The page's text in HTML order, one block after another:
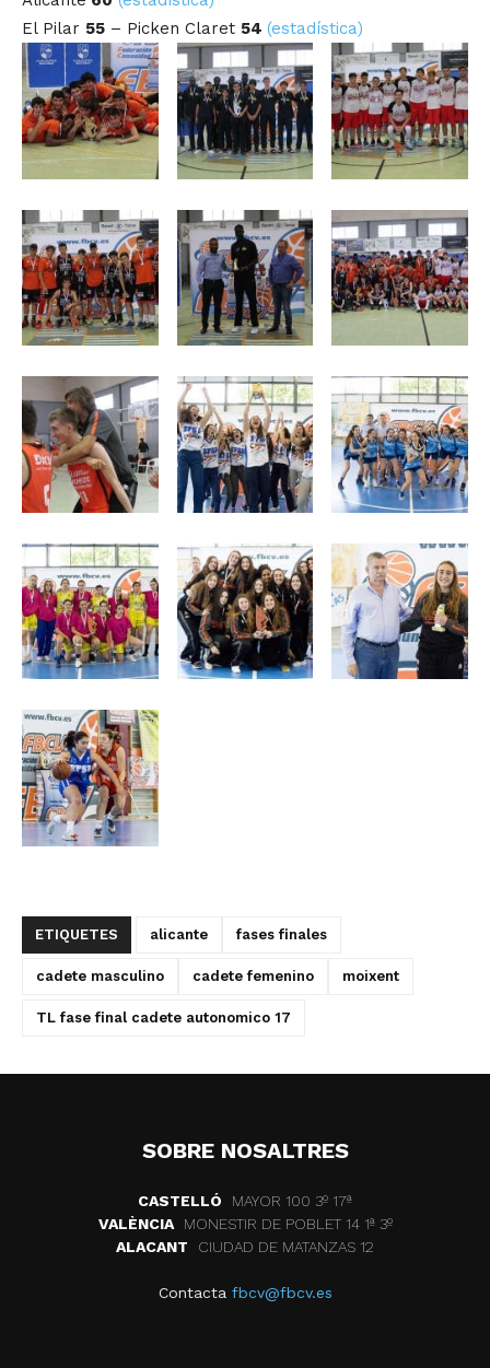
El Pilar 55 – Picken Claret 54 (estadística)
ETIQUETES alicante fases finales
cadete masculino cadete femenino moixent
TL fase final cadete autonomico 17
SOBRE NOSALTRES
CASTELLÓ
MAYOR 100 3º 17ª
VALÈNCIA
MONESTIR DE POBLET 14 1ª 3º
ALACANT
CIUDAD DE MATANZAS 12
Contacta fbcv@fbcv.es